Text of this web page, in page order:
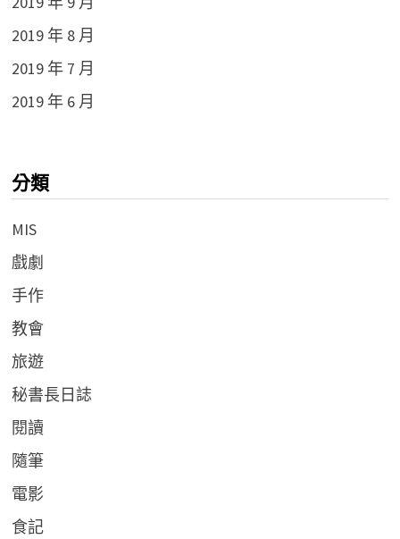
2019 年 8 月
2019 年 7 月
2019 年 6 月
分類
MIS
戲劇
手作
教會
旅遊
秘書長日誌
閱讀
隨筆
電影
食記